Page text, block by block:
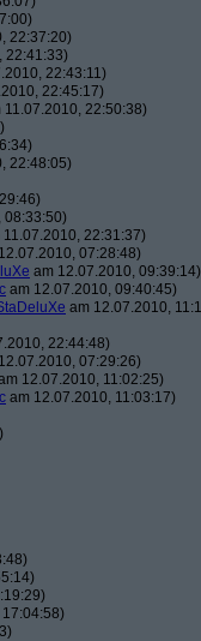
22:37:20)
22:41:33)
22:43:11)
22:45:17)
11.07.2010, 22:50:38)
22:48:05)
08:33:50)
11.07.2010, 22:31:37)
07:28:48)
am 12.07.2010, 09:39:14)
am 12.07.2010, 09:40:45)
am 12.07.2010,
22:44:48)
07:29:26)
12.07.2010, 11:02:25)
am 12.07.2010, 11:03:17)